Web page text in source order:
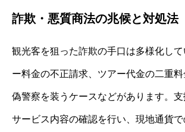
詐欺・悪質商法の兆候と対処法
観光客を狙った詐欺の手口は多様化し
ー料金の不正請求、ツアー代金の二重
偽警察を装うケースなどがあります。支
サービス内容の確認を行い、現地通貨